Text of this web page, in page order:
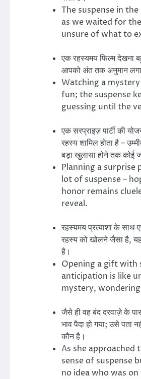
The suspense in
as we waited for
unsure of what to
एक रहस्यमय फिल्म देखना
आपको अंत तक अनुमान
Watching a
fun; the suspense
guessing until the
एक सरप्राइज़ पार्टी की
रहस्य शामिल होता है –
बड़ा खुलासा होने तक कोई
Planning a surprise
lot of suspense –
honor remains
reveal.
रहस्यमय प्रत्याशा के साथ
रहस्य को खोलने जैसा है,
है।
Opening a gift with
anticipation is like
mystery,
जैसे ही वह बंद दरवाज़े के
भाव पैदा हो गया; उसे पता
कौन है।
As she approached
sense of suspense
no idea who was